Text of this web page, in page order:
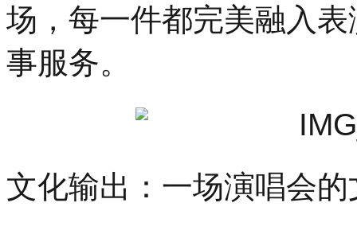
场，每一件都完美融入
事服务。
文化输出：一场演唱会